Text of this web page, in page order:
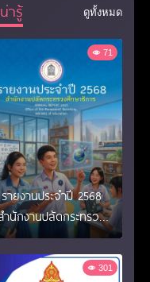
ระมาณ พ.ศ. 2569 ครั้ง
ารู้ ดูทั้งหมด
71
รายงานประจำปี 2568
ำนักงานปลัดกระทรวง
ศึกษาธิการ
301